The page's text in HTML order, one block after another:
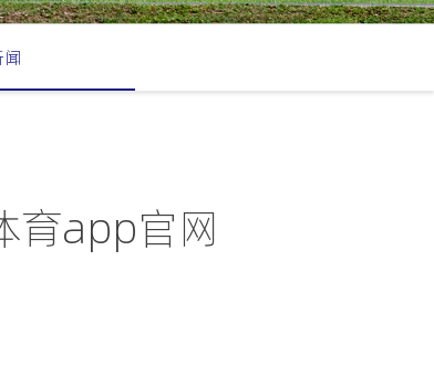
育app官网